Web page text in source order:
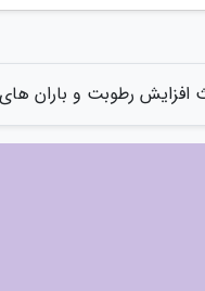
افزایش رطوبت و باران